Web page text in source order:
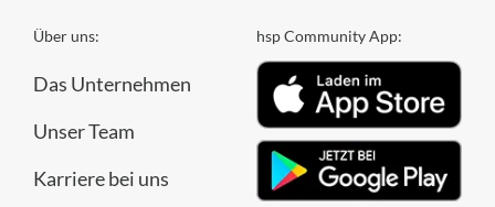
Über uns:
Das Unternehmen
Unser Team
Karriere bei uns
hsp Community App: